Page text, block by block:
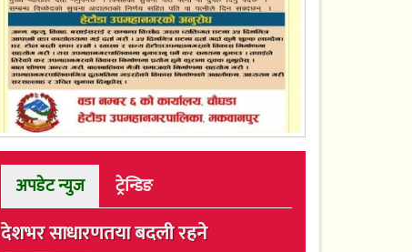
अपडेट न्युज ट्रेन्डिङ
देशभर साधारणतया बदली रहने